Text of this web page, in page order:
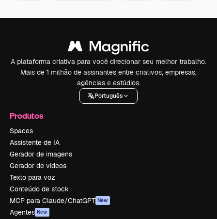
A plataforma criativa para você direcionar seu melhor trabalho.
Mais de 1 milhão de assinantes entre criativos, empresas,
agências e estúdios.
Português
Produtos
Spaces
Assistente de IA
Gerador de imagens
Gerador de vídeos
Texto para voz
Conteúdo de stock
MCP para Claude/ChatGPT New
Agentes New